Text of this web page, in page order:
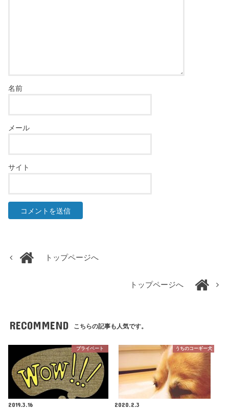
名前
メール
サイト
トップページへ
トップページへ
RECOMMEND こちらの記事も人気です。
プライベート
2019.3.16
うちのコーギー犬
2020.2.3